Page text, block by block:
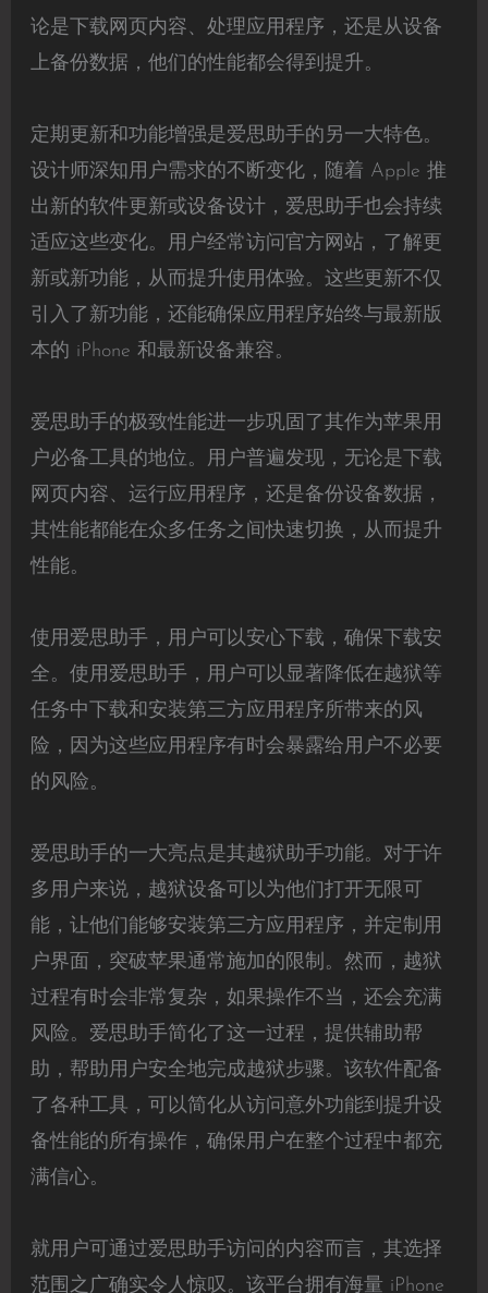
论是下载网页内容、处理应用程序，还是从设备
上备份数据，他们的性能都会得到提升。
定期更新和功能增强是爱思助手的另一大特色。
设计师深知用户需求的不断变化，随着 Apple 推
出新的软件更新或设备设计，爱思助手也会持续
适应这些变化。用户经常访问官方网站，了解更
新或新功能，从而提升使用体验。这些更新不仅
引入了新功能，还能确保应用程序始终与最新版
本的 iPhone 和最新设备兼容。
爱思助手的极致性能进一步巩固了其作为苹果用
户必备工具的地位。用户普遍发现，无论是下载
网页内容、运行应用程序，还是备份设备数据，
其性能都能在众多任务之间快速切换，从而提升
性能。
使用爱思助手，用户可以安心下载，确保下载安
全。使用爱思助手，用户可以显著降低在越狱等
任务中下载和安装第三方应用程序所带来的风
险，因为这些应用程序有时会暴露给用户不必要
的风险。
爱思助手的一大亮点是其越狱助手功能。对于许
多用户来说，越狱设备可以为他们打开无限可
能，让他们能够安装第三方应用程序，并定制用
户界面，突破苹果通常施加的限制。然而，越狱
过程有时会非常复杂，如果操作不当，还会充满
风险。爱思助手简化了这一过程，提供辅助帮
助，帮助用户安全地完成越狱步骤。该软件配备
了各种工具，可以简化从访问意外功能到提升设
备性能的所有操作，确保用户在整个过程中都充
满信心。
就用户可通过爱思助手访问的内容而言，其选择
范围之广确实令人惊叹。该平台拥有海量 iPhone